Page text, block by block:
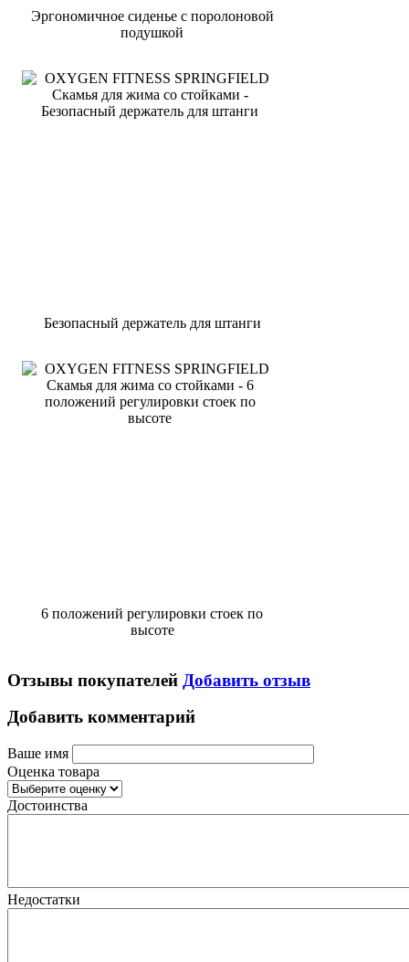
Эргономичное сиденье с поролоновой
подушкой
Безопасный держатель для штанги
6 положений регулировки стоек по
высоте
Отзывы покупателей Добавить отзыв
Добавить комментарий
Ваше имя
Оценка товара
Достоинства
Недостатки